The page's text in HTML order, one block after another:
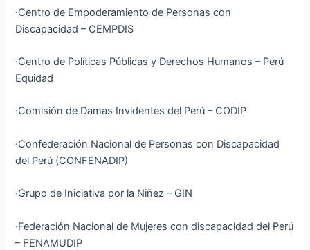
·Centro de Empoderamiento de Personas con
Discapacidad – CEMPDIS
·Centro de Políticas Públicas y Derechos Humanos – Perú
Equidad
·Comisión de Damas Invidentes del Perú – CODIP
·Confederación Nacional de Personas con Discapacidad
del Perú (CONFENADIP)
·Grupo de Iniciativa por la Niñez – GIN
·Federación Nacional de Mujeres con discapacidad del Perú
– FENAMUDIP